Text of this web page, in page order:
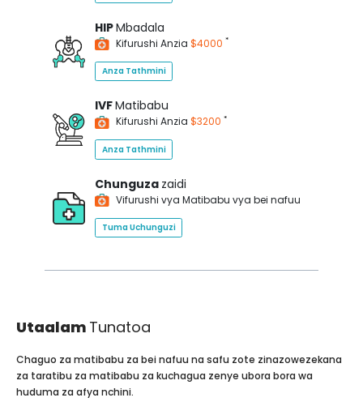
HIPMbadala
Kifurushi Anzia $4000 *
Anza Tathmini
IVFMatibabu
Kifurushi Anzia $3200 *
Anza Tathmini
Chunguza zaidi
Vifurushi vya Matibabu vya bei nafuu
Tuma Uchunguzi
Utaalam Tunatoa
Chaguo za matibabu za bei nafuu na safu zote zinazowezekana
za taratibu za matibabu za kuchagua zenye ubora bora wa
huduma za afya nchini.